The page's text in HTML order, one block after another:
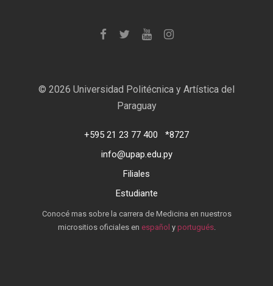
© 2026 Universidad Politécnica y Artística del
Paraguay
+595 21 23 77 400
*8727
info@upap.edu.py
Filiales
Estudiante
Conocé mas sobre la carrera de Medicina en nuestros
micrositios oficiales en español y portugués.